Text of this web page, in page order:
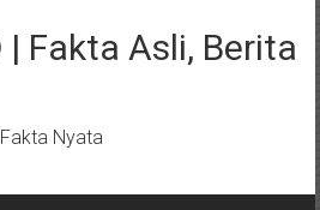
| Fakta Asli, Berita
Nyata